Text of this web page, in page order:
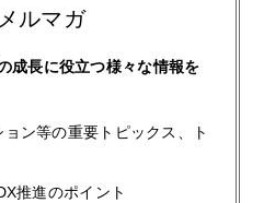
ルマガ
成長に役立つ様々な情報を
ン等の重要トピックス、ト
推進のポイント